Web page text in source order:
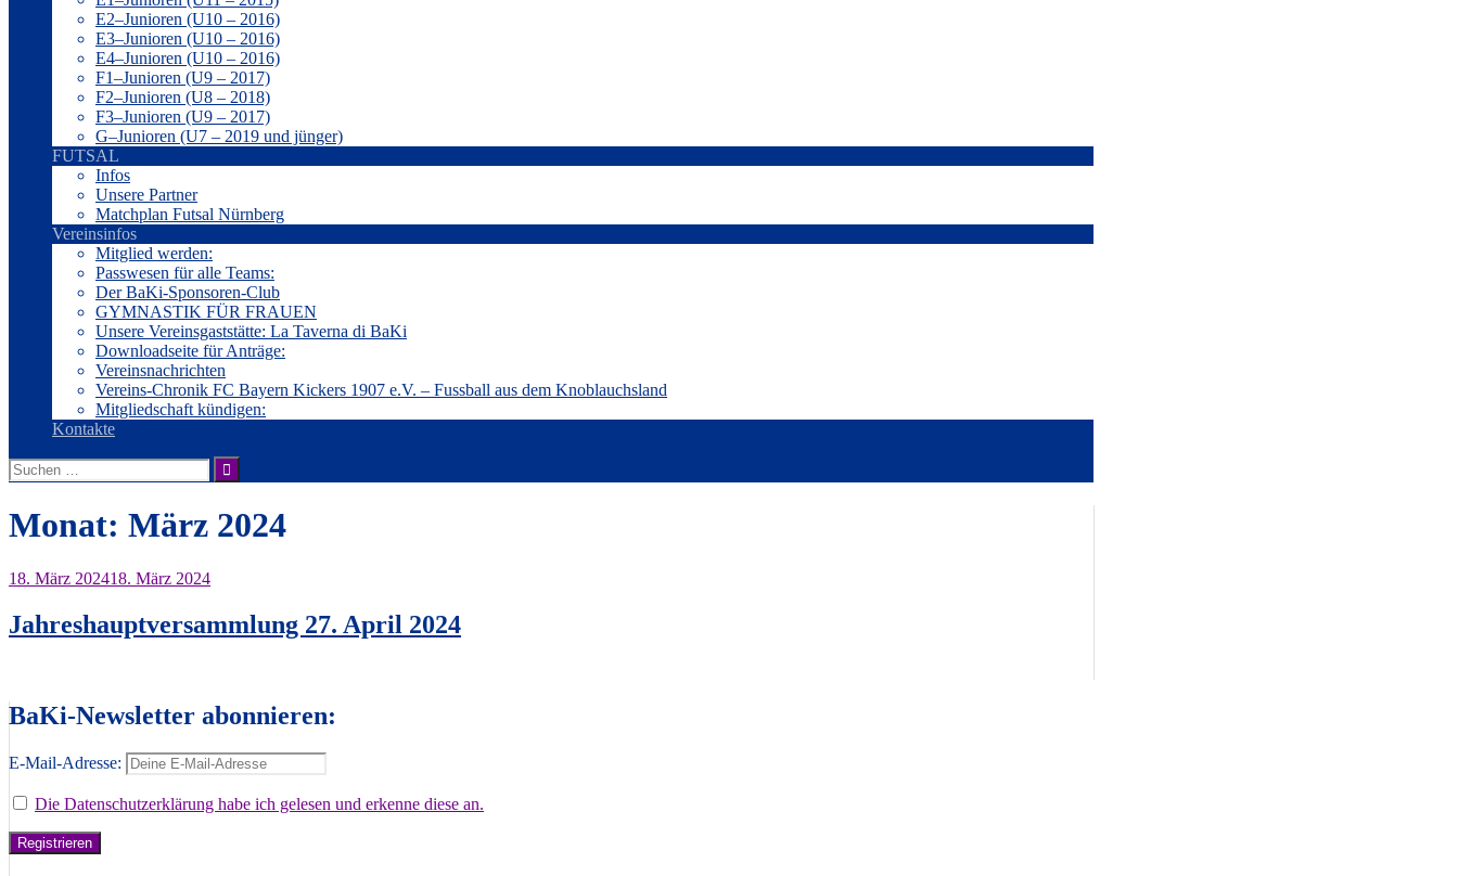
E2–Junioren (U10 – 2016)
E3–Junioren (U10 – 2016)
E4–Junioren (U10 – 2016)
F1–Junioren (U9 – 2017)
F2–Junioren (U8 – 2018)
F3–Junioren (U9 – 2017)
G–Junioren (U7 – 2019 und jünger)
FUTSAL
Infos
Unsere Partner
Matchplan Futsal Nürnberg
Vereinsinfos
Mitglied werden:
Passwesen für alle Teams:
Der BaKi-Sponsoren-Club
GYMNASTIK FÜR FRAUEN
Unsere Vereinsgaststätte: La Taverna di BaKi
Downloadseite für Anträge:
Vereinsnachrichten
Vereins-Chronik FC Bayern Kickers 1907 e.V. – Fussball aus dem Knoblauchsland
Mitgliedschaft kündigen:
Kontakte
Suche
nach:
Monat: März 2024
18. März 202418. März 2024
Jahreshauptversammlung 27. April 2024
BaKi-Newsletter abonnieren:
E-Mail-Adresse:
Die Datenschutzerklärung habe ich gelesen und erkenne diese an.